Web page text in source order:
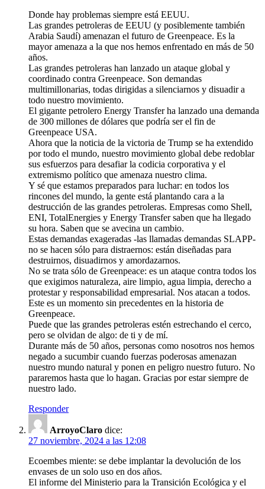
Donde hay problemas siempre está EEUU.
Las grandes petroleras de EEUU (y posiblemente también
Arabia Saudí) amenazan el futuro de Greenpeace. Es la
mayor amenaza a la que nos hemos enfrentado en más de 50
años.
Las grandes petroleras han lanzado un ataque global y
coordinado contra Greenpeace. Son demandas
multimillonarias, todas dirigidas a silenciarnos y disuadir a
todo nuestro movimiento.
El gigante petrolero Energy Transfer ha lanzado una demanda
de 300 millones de dólares que podría ser el fin de
Greenpeace USA.
Ahora que la noticia de la victoria de Trump se ha extendido
por todo el mundo, nuestro movimiento global debe redoblar
sus esfuerzos para desafiar la codicia corporativa y el
extremismo político que amenaza nuestro clima.
Y sé que estamos preparados para luchar: en todos los
rincones del mundo, la gente está plantando cara a la
destrucción de las grandes petroleras. Empresas como Shell,
ENI, TotalEnergies y Energy Transfer saben que ha llegado
su hora. Saben que se avecina un cambio.
Estas demandas exageradas -las llamadas demandas SLAPP-
no se hacen sólo para distraernos: están diseñadas para
destruirnos, disuadirnos y amordazarnos.
No se trata sólo de Greenpeace: es un ataque contra todos los
que exigimos naturaleza, aire limpio, agua limpia, derecho a
protestar y responsabilidad empresarial. Nos atacan a todos.
Este es un momento sin precedentes en la historia de
Greenpeace.
Puede que las grandes petroleras estén estrechando el cerco,
pero se olvidan de algo: de ti y de mí.
Durante más de 50 años, personas como nosotros nos hemos
negado a sucumbir cuando fuerzas poderosas amenazan
nuestro mundo natural y ponen en peligro nuestro futuro. No
pararemos hasta que lo hagan. Gracias por estar siempre de
nuestro lado.
Responder
ArroyoClaro dice:
27 noviembre, 2024 a las 12:08
Ecoembes miente: se debe implantar la devolución de los
envases de un solo uso en dos años.
El informe del Ministerio para la Transición Ecológica y el